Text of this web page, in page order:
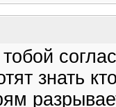
знать